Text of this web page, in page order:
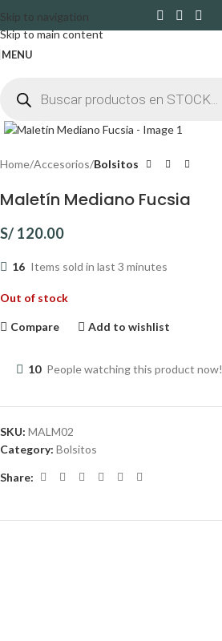
Skip to navigation
Skip to main content
MENU
Click to enlarge
Home Accesorios Bolsitos
Maletín Mediano Fucsia
S/ 120.00
16 Items sold in last 3 minutes
Out of stock
Compare Add to wishlist
10 People watching this product now!
SKU: MALM02
Category: Bolsitos
Share: